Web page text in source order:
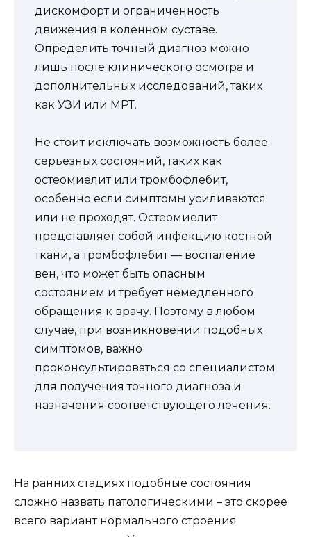
дискомфорт и ограниченность
движения в коленном суставе.
Определить точный диагноз можно
лишь после клинического осмотра и
дополнительных исследований, таких
как УЗИ или МРТ.
Не стоит исключать возможность более
серьезных состояний, таких как
остеомиелит или тромбофлебит,
особенно если симптомы усиливаются
или не проходят. Остеомиелит
представляет собой инфекцию костной
ткани, а тромбофлебит — воспаление
вен, что может быть опасным
состоянием и требует немедленного
обращения к врачу. Поэтому в любом
случае, при возникновении подобных
симптомов, важно
проконсультироваться со специалистом
для получения точного диагноза и
назначения соответствующего лечения.
На ранних стадиях подобные состояния
сложно назвать патологическими – это скорее
всего вариант нормального строения